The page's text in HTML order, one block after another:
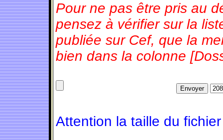
Pour ne pas être pris au
pensez à vérifier sur la
publiée sur Cef, que la
bien dans la colonne
Attention la taille du